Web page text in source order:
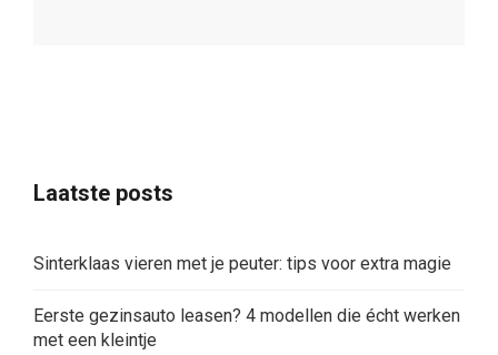
Laatste posts
Sinterklaas vieren met je peuter: tips voor extra magie
Eerste gezinsauto leasen? 4 modellen die écht werken
met een kleintje